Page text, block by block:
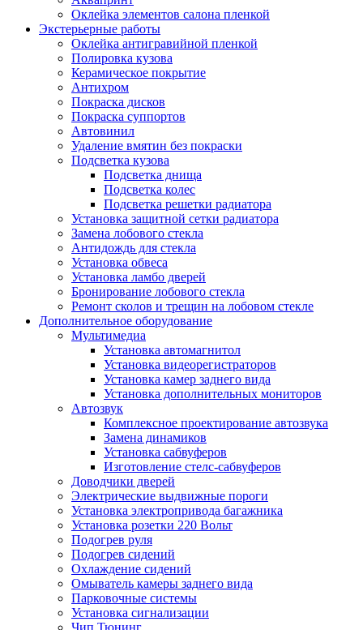
Оклейка элементов салона пленкой
Экстерьерные работы
Оклейка антигравийной пленкой
Полировка кузова
Керамическое покрытие
Антихром
Покраска дисков
Покраска суппортов
Автовинил
Удаление вмятин без покраски
Подсветка кузова
Подсветка днища
Подсветка колес
Подсветка решетки радиатора
Установка защитной сетки радиатора
Замена лобового стекла
Антидождь для стекла
Установка обвеса
Установка ламбо дверей
Бронирование лобового стекла
Ремонт сколов и трещин на лобовом стекле
Дополнительное оборудование
Мультимедиа
Установка автомагнитол
Установка видеорегистраторов
Установка камер заднего вида
Установка дополнительных мониторов
Автозвук
Комплексное проектирование автозвука
Замена динамиков
Установка сабвуферов
Изготовление стелс-сабвуферов
Доводчики дверей
Электрические выдвижные пороги
Установка электропривода багажника
Установка розетки 220 Вольт
Подогрев руля
Подогрев сидений
Охлаждение сидений
Омыватель камеры заднего вида
Парковочные системы
Установка сигнализации
Чип Тюнинг